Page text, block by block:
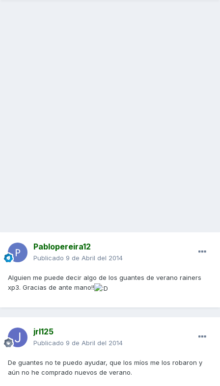
Pablopereira12
Publicado 9 de Abril del 2014
Alguien me puede decir algo de los guantes de verano rainers
xp3. Gracias de ante mano!!
jrl125
Publicado 9 de Abril del 2014
De guantes no te puedo ayudar, que los míos me los robaron y
aún no he comprado nuevos de verano.